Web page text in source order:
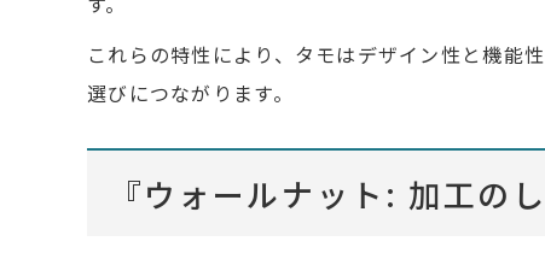
これらの特性により、タモはデザイン性と機能
選びにつながります。
『ウォールナット: 加工の